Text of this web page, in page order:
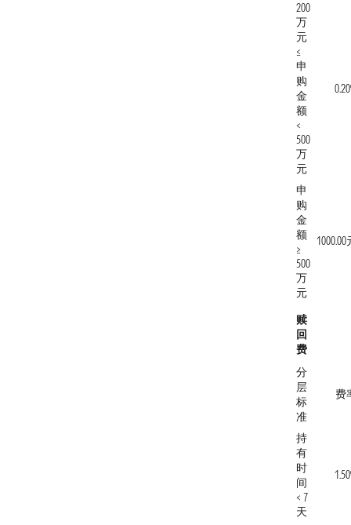
200
万
元
≤
申
购
金
额
<
500
万
元
申
购
金
额
≥
500
万
元
1000.00
赎
回
费
分
层
标
准
费
持
有
时
间
< 7
天